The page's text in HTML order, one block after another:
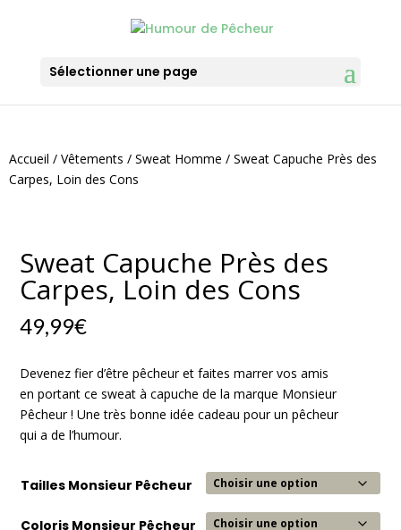
Sélectionner une page
Accueil / Vêtements / Sweat Homme / Sweat Capuche Près des
Carpes, Loin des Cons
Sweat Capuche Près des
Carpes, Loin des Cons
49,99€
Devenez fier d’être pêcheur et faites marrer vos amis
en portant ce sweat à capuche de la marque Monsieur
Pêcheur ! Une très bonne idée cadeau pour un pêcheur
qui a de l’humour.
Tailles Monsieur Pêcheur
Coloris Monsieur Pêcheur